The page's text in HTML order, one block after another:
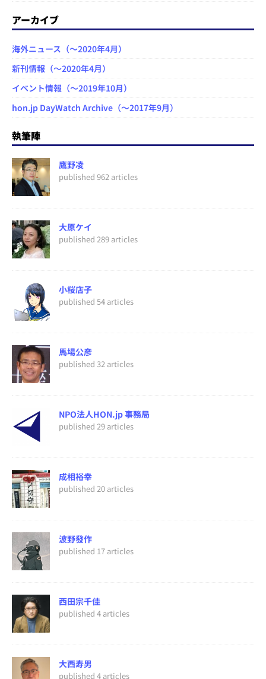
アーカイブ
海外ニュース（～2020年4月）
新刊情報（～2020年4月）
イベント情報（～2019年10月）
hon.jp DayWatch Archive（～2017年9月）
執筆陣
鷹野凌
published 962 articles
大原ケイ
published 289 articles
小桜店子
published 54 articles
馬場公彦
published 32 articles
NPO法人HON.jp 事務局
published 29 articles
成相裕幸
published 20 articles
波野發作
published 17 articles
西田宗千佳
published 4 articles
大西寿男
published 4 articles